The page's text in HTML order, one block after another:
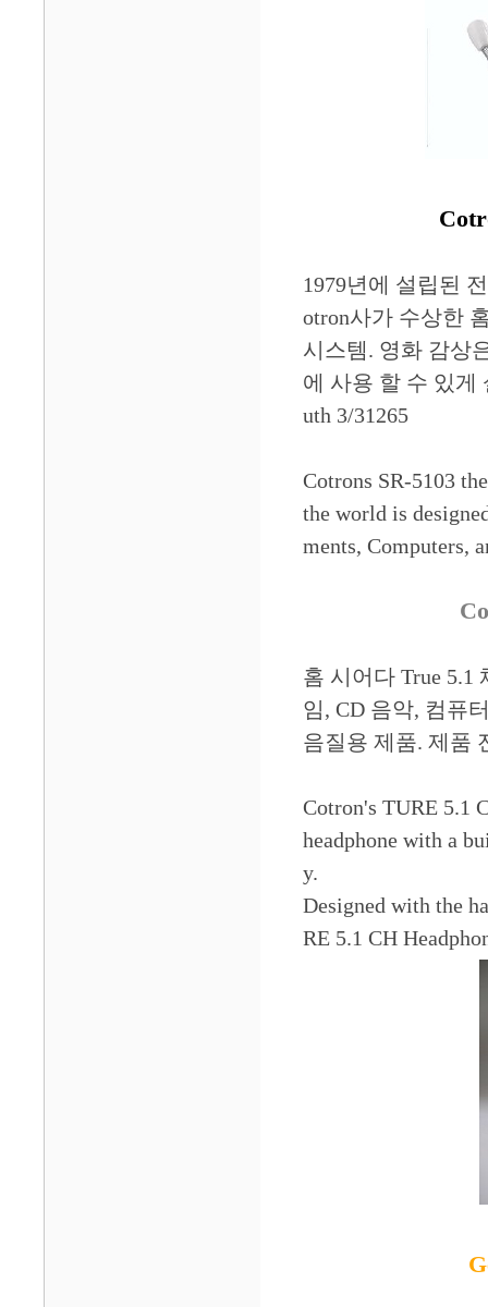
1979년에 설립된
otron사가 수상한
시스템. 영화 감상
에 사용 할 수 있게
uth 3/31265
Cotrons SR-5103
the world is
ments, Computers,
홈 시어다 True 5.1
임, CD 음악, 컴퓨
음질용 제품. 제품
Cotron's TURE 5.1
headphone with a
y.
Designed with the
RE 5.1 CH